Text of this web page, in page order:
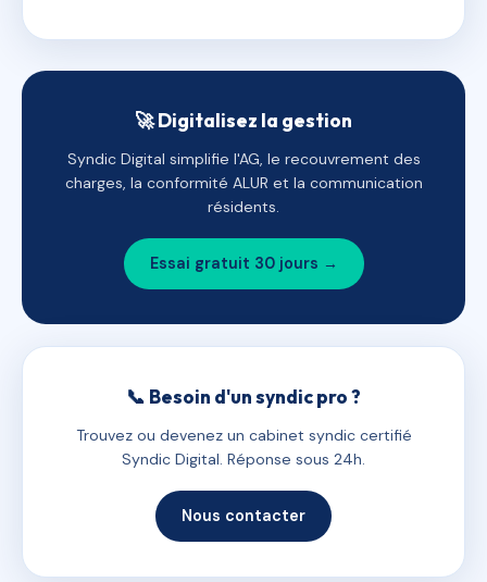
🚀 Digitalisez la gestion
Syndic Digital simplifie l'AG, le recouvrement des
charges, la conformité ALUR et la communication
résidents.
Essai gratuit 30 jours →
📞 Besoin d'un syndic pro ?
Trouvez ou devenez un cabinet syndic certifié
Syndic Digital. Réponse sous 24h.
Nous contacter